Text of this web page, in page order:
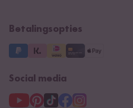
Betalingsopties
Social media